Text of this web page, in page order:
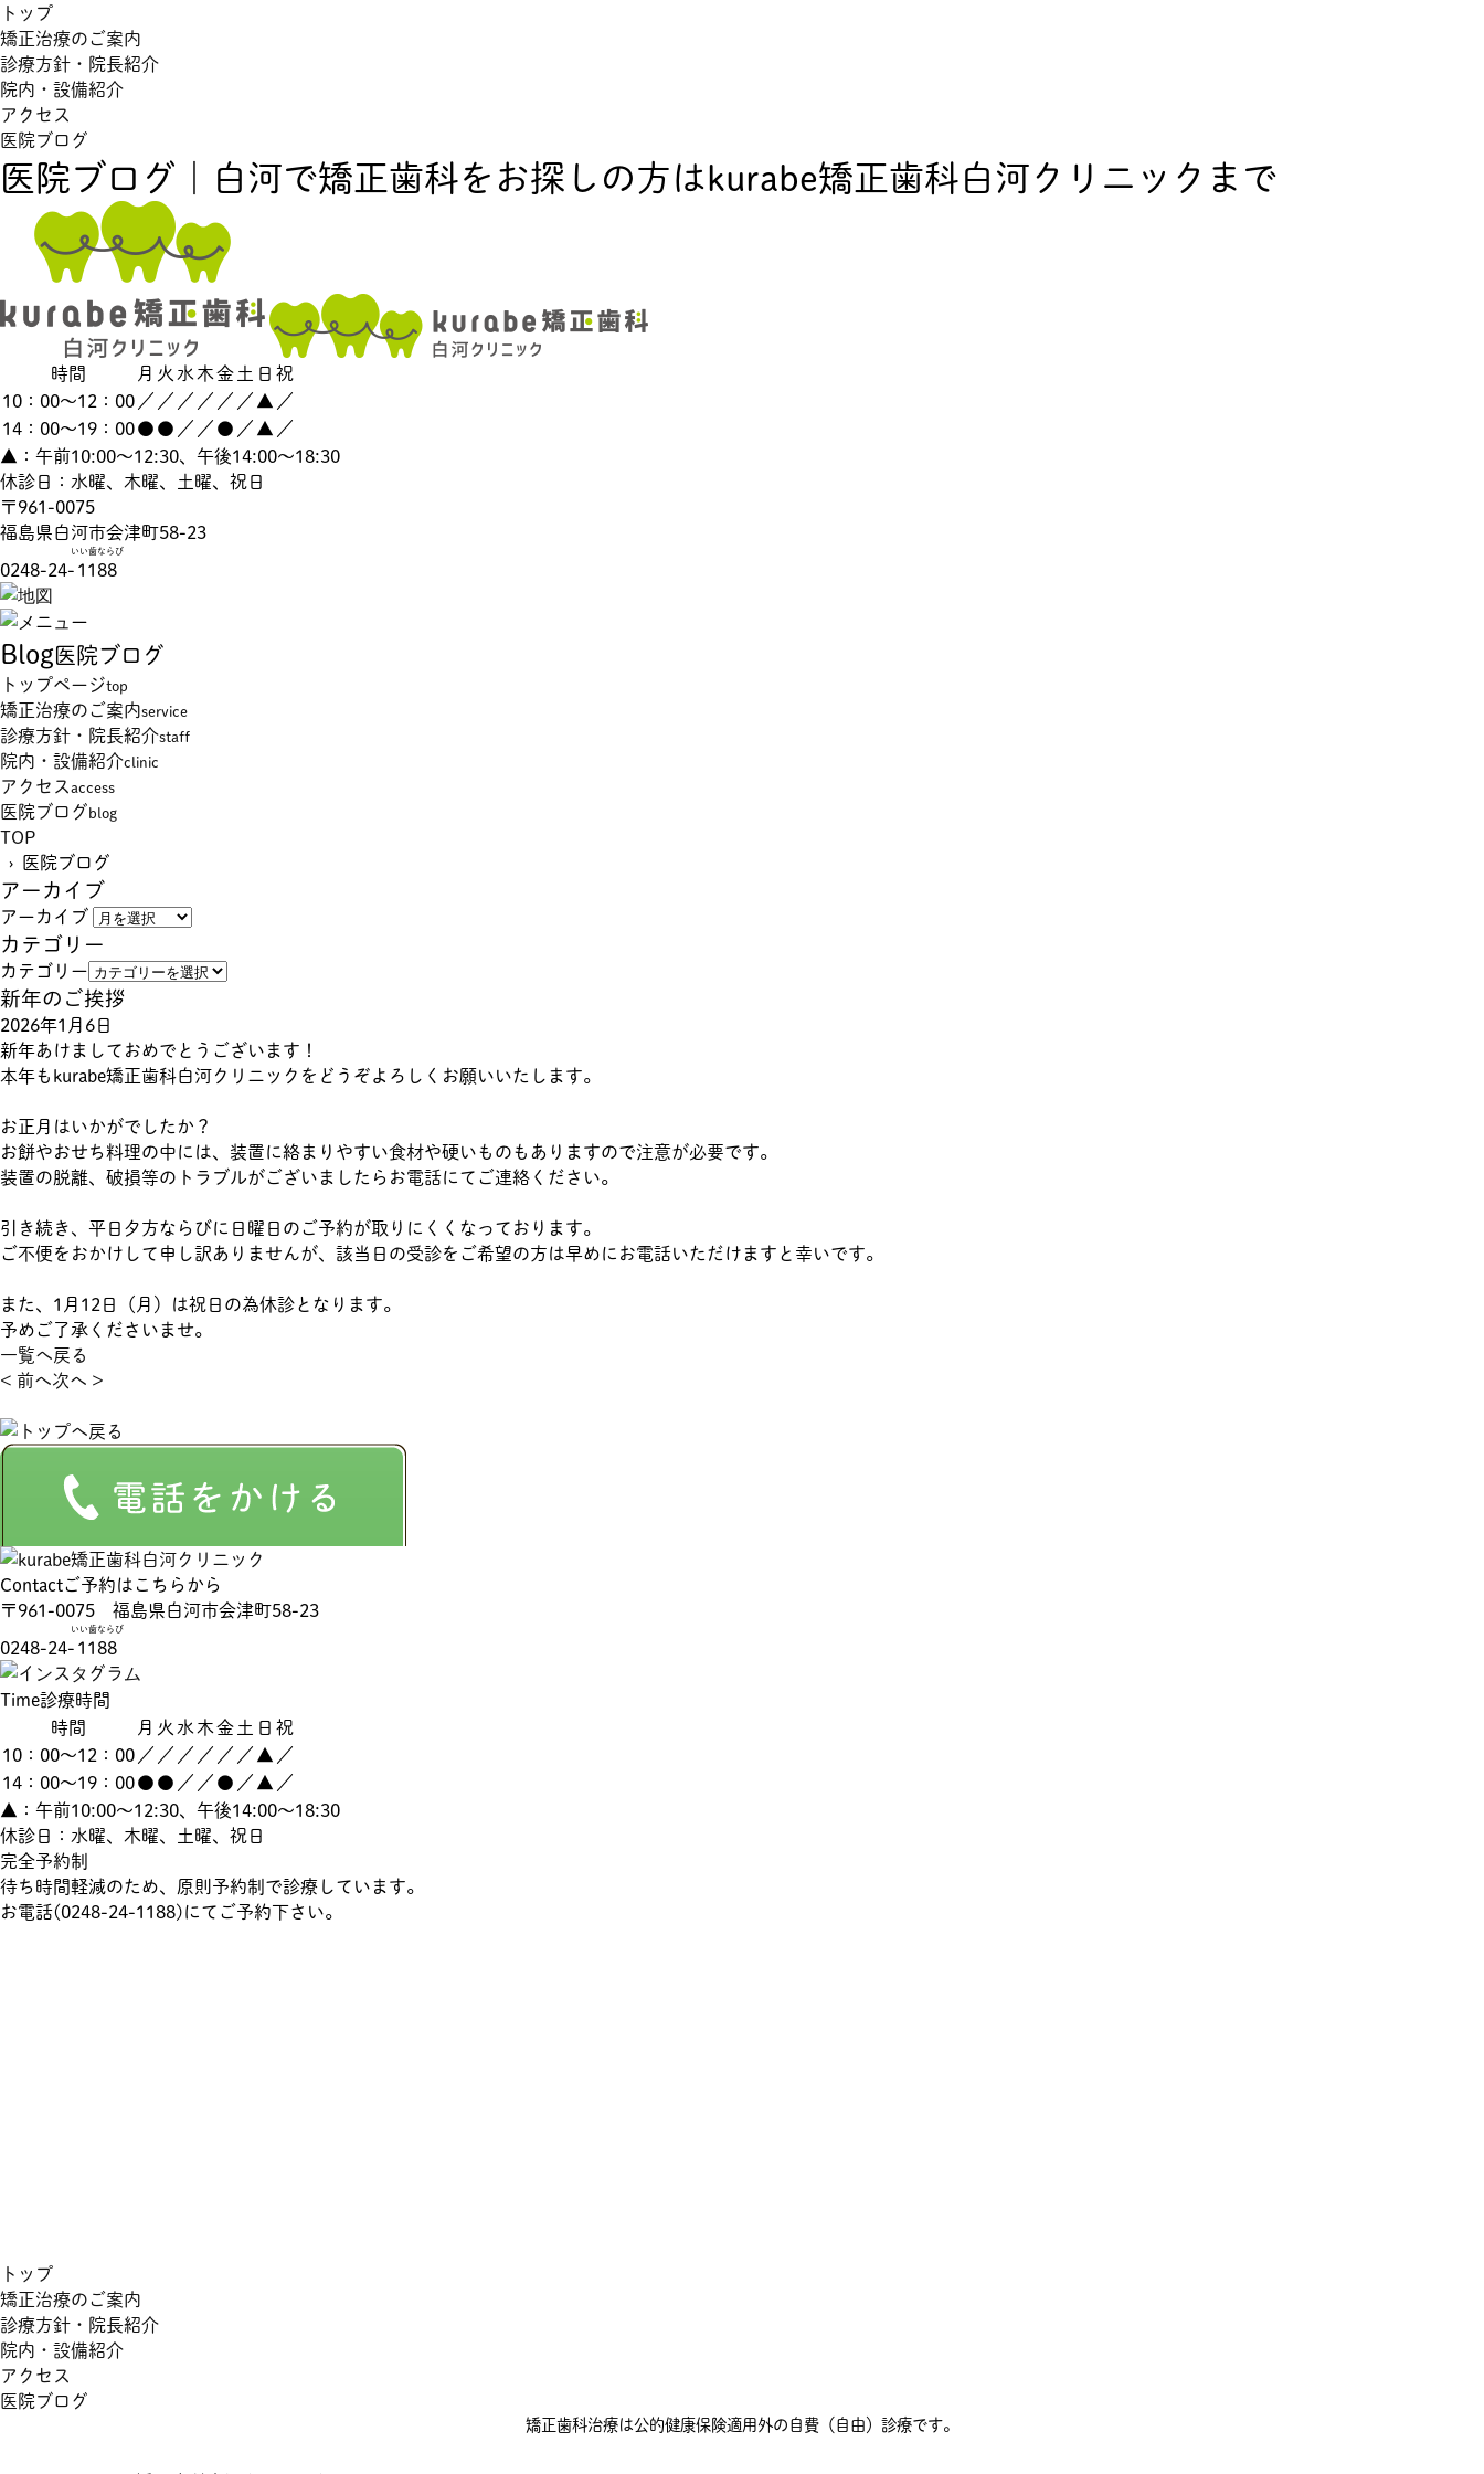
トップ
矯正治療のご案内
診療方針・院長紹介
院内・設備紹介
アクセス
医院ブログ
医院ブログ｜白河で矯正歯科をお探しの方はkurabe矯正歯科白河クリニックまで
時間 月 火水木金土 日 祝
10：00～12：00／ ／ ／ ／ ／ ／▲ ／
14：00～19：00●● ／ ／● ／▲ ／
▲：午前10:00～12:30、午後14:00～18:30
休診日：水曜、木曜、土曜、祝日
〒961-0075
福島県白河市会津町58-23
0248-24-1188
いい歯ならび
Blog医院ブログ
トップページtop
矯正治療のご案内service
診療方針・院長紹介staff
院内・設備紹介clinic
アクセスaccess
医院ブログblog
TOP
› 医院ブログ
アーカイブ
アーカイブ
カテゴリー
カテゴリー
新年のご挨拶
2026年1月6日
新年あけましておめでとうございます！
本年もkurabe矯正歯科白河クリニックをどうぞよろしくお願いいたします。
お正月はいかがでしたか？
お餅やおせち料理の中には、装置に絡まりやすい食材や硬いものもありますので注意が必要です。
装置の脱離、破損等のトラブルがございましたらお電話にてご連絡ください。
引き続き、平日夕方ならびに日曜日のご予約が取りにくくなっております。
ご不便をおかけして申し訳ありませんが、該当日の受診をご希望の方は早めにお電話いただけますと幸いです。
また、1月12日（月）は祝日の為休診となります。
予めご了承くださいませ。
一覧へ戻る
< 前へ次へ >
Contactご予約はこちらから
〒961-0075 福島県白河市会津町58-23
0248-24-1188
いい歯ならび
Time診療時間
時間
月 火水木金土 日 祝
10：00～12：00／ ／ ／ ／ ／ ／▲ ／
14：00～19：00●● ／ ／● ／▲ ／
▲：午前10:00～12:30、午後14:00～18:30
休診日：水曜、木曜、土曜、祝日
完全予約制
待ち時間軽減のため、原則予約制で診療しています。
お電話(0248-24-1188)にてご予約下さい。
トップ
矯正治療のご案内
診療方針・院長紹介
院内・設備紹介
アクセス
医院ブログ
矯正歯科治療は公的健康保険適用外の自費（自由）診療です。